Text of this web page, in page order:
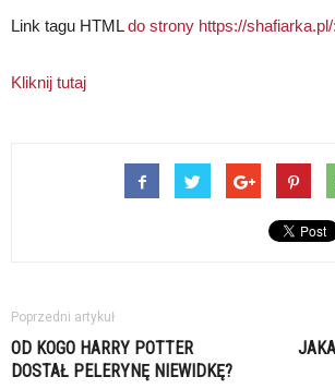
Link tagu HTMLdo strony https://shafiarka.pl/:
Kliknij tutaj
Poprzedni artykuł
OD KOGO HARRY POTTER
DOSTAŁ PELERYNĘ NIEWIDKĘ?